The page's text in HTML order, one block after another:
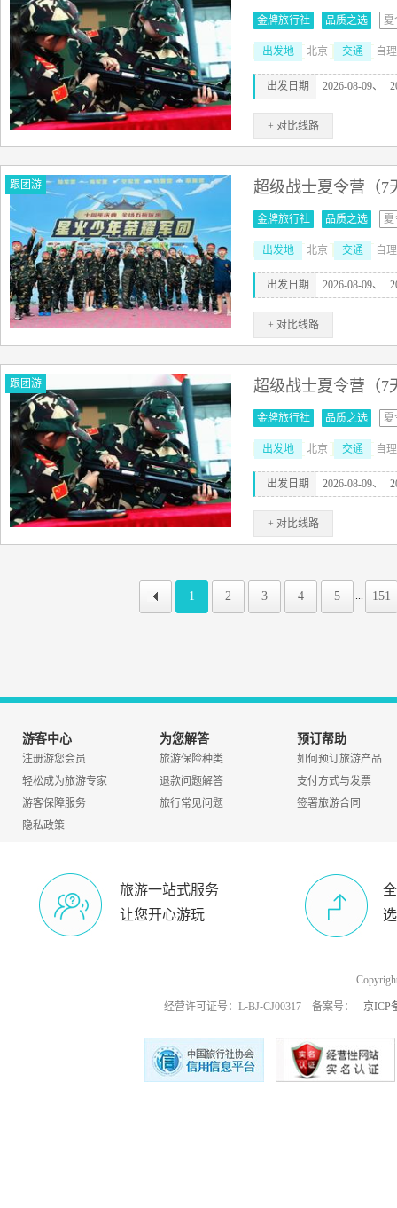
金牌旅行社 品质之选 夏
出发地 北京 交通 自
出发日期 2026-08-09、
+ 对比线路
跟团游 超级战士夏令营（7
金牌旅行社 品质之选 夏
出发地 北京 交通 自
出发日期 2026-08-09、
+ 对比线路
跟团游 超级战士夏令营（7
金牌旅行社 品质之选 夏
出发地 北京 交通 自
出发日期 2026-08-09、
+ 对比线路
1 2 3 4 5 ... 151
游客中心
注册游您会员
轻松成为旅游专家
游客保障服务
隐私政策
为您解答
旅游保险种类
退款问题解答
旅行常见问题
预订帮助
如何预订旅游产品
支付方式与发票
签署旅游合同
旅游一站式服务
让您开心游玩
经营许可证号：L-BJ-CJ00317 备案号： 京ICP